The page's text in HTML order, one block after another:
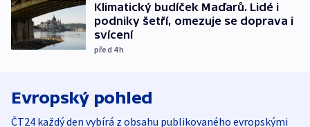
Klimatický budíček Maďarů. Lidé i
podniky šetří, omezuje se doprava i
svícení
před 4h
Evropský pohled
ČT24 každý den vybírá z obsahu publikovaného evropskými